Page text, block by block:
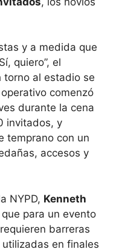
y a medida que
quiero”, el
al estadio se
comenzó
durante la cena
invitados, y
temprano con un
accesos y
NYPD, Kenneth
para un evento
barreras
en finales